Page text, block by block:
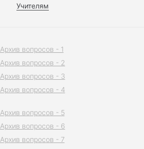
Учителям
Архив вопросов - 1
Архив вопросов - 2
Архив вопросов - 3
Архив вопросов - 4
Архив вопросов - 5
Архив вопросов - 6
Архив вопросов - 7